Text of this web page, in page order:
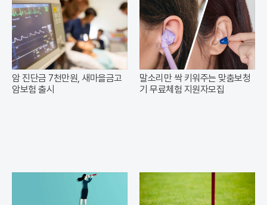
암 진단금 7천만원, 새마을금고
암보험 출시
말소리만 싹 키워주는 맞춤보청
기 무료체험 지원자모집